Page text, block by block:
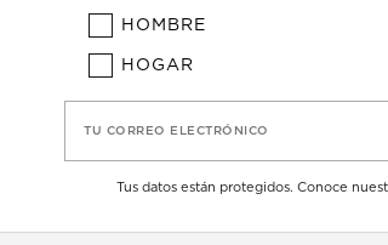
HOMBRE
HOGAR
TU CORREO ELECTRÓNICO
Tus datos están protegidos. Conoce